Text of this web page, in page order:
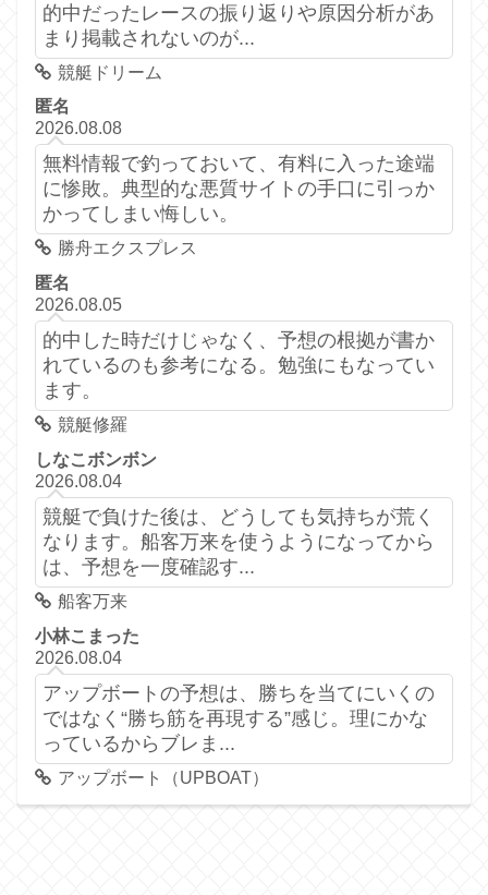
的中だったレースの振り返りや原因分析があ
まり掲載されないのが...
競艇ドリーム
匿名
2026.08.08
無料情報で釣っておいて、有料に入った途端
に惨敗。典型的な悪質サイトの手口に引っか
かってしまい悔しい。
勝舟エクスプレス
匿名
2026.08.05
的中した時だけじゃなく、予想の根拠が書か
れているのも参考になる。勉強にもなってい
ます。
競艇修羅
しなこボンボン
2026.08.04
競艇で負けた後は、どうしても気持ちが荒く
なります。船客万来を使うようになってから
は、予想を一度確認す...
船客万来
小林こまった
2026.08.04
アップボートの予想は、勝ちを当てにいくの
ではなく“勝ち筋を再現する”感じ。理にかな
っているからブレま...
アップボート（UPBOAT）